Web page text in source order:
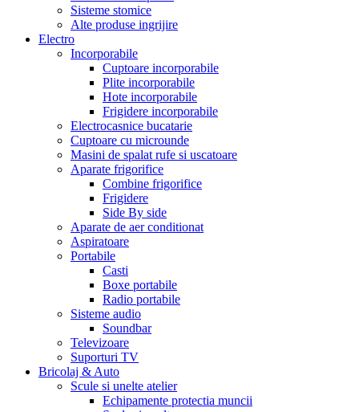
Sisteme stomice
Alte produse ingrijire
Electro
Incorporabile
Cuptoare incorporabile
Plite incorporabile
Hote incorporabile
Frigidere incorporabile
Electrocasnice bucatarie
Cuptoare cu microunde
Masini de spalat rufe si uscatoare
Aparate frigorifice
Combine frigorifice
Frigidere
Side By side
Aparate de aer conditionat
Aspiratoare
Portabile
Casti
Boxe portabile
Radio portabile
Sisteme audio
Soundbar
Televizoare
Suporturi TV
Bricolaj & Auto
Scule si unelte atelier
Echipamente protectia muncii